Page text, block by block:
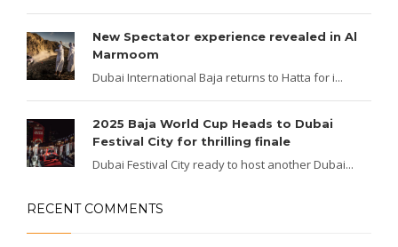
New Spectator experience revealed in Al
Marmoom
Dubai International Baja returns to Hatta for i...
2025 Baja World Cup Heads to Dubai
Festival City for thrilling finale
Dubai Festival City ready to host another Dubai...
RECENT COMMENTS